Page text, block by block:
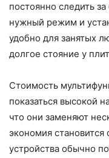
постоянно следить
нужный режим и
удобно для занятых
долгое стояние у
Стоимость
показаться высокой
что они заменяют
экономия
устройства обычно